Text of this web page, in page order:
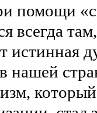
помощи
всегда
истинная
нашей